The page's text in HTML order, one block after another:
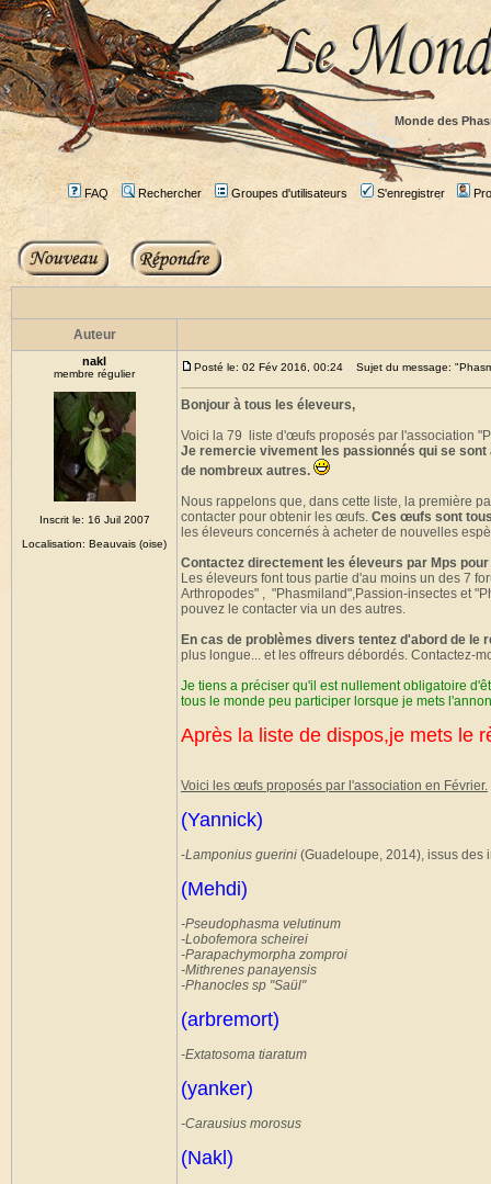
Monde des
FAQ Rechercher Groupes d'utilisateurs S'enregistrer
Auteur
nakl
membre régulier
Inscrit le: 16 Juil 2007
Localisation: Beauvais (oise)
Posté le: 02 Fév 2016, 00:24 Sujet du message:
Bonjour à tous les éleveurs,
Voici la 79 liste d'œufs proposés par l'association
Je remercie vivement les passionnés qui se
de nombreux autres.
Nous rappelons que, dans cette liste, la première
contacter pour obtenir les œufs. Ces œufs sont
les éleveurs concernés à acheter de nouvelles
Contactez directement les éleveurs par Mps
Les éleveurs font tous partie d'au moins un des 7
Arthropodes" , "Phasmiland",Passion-insectes et
pouvez le contacter via un des autres.
En cas de problèmes divers tentez d'abord de
plus longue... et les offreurs débordés. Contactez-
Je tiens a préciser qu'il est nullement obligatoire
tous le monde peu participer lorsque je mets
Après la liste de dispos,je mets le
Voici les œufs proposés par l'association en Février.
(Yannick)
-Lamponius guerini (Guadeloupe, 2014), issus des
(Mehdi)
-Pseudophasma velutinum
-Lobofemora scheirei
-Parapachymorpha zomproi
-Mithrenes panayensis
-Phanocles sp "Saül"
(arbremort)
-Extatosoma tiaratum
(yanker)
-Carausius morosus
(Nakl)